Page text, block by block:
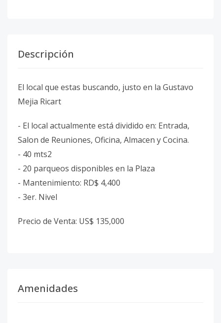
Descripción
El local que estas buscando, justo en la Gustavo
Mejia Ricart
- El local actualmente está dividido en: Entrada,
Salon de Reuniones, Oficina, Almacen y Cocina.
- 40 mts2
- 20 parqueos disponibles en la Plaza
- Mantenimiento: RD$ 4,400
- 3er. Nivel
Precio de Venta: US$ 135,000
Amenidades